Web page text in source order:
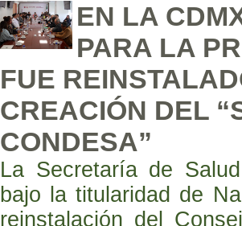
EN LA
PARA LA
FUE
CREACIÓN DEL
CONDESA”
La Secretaría de
bajo la titularidad de
reinstalación del